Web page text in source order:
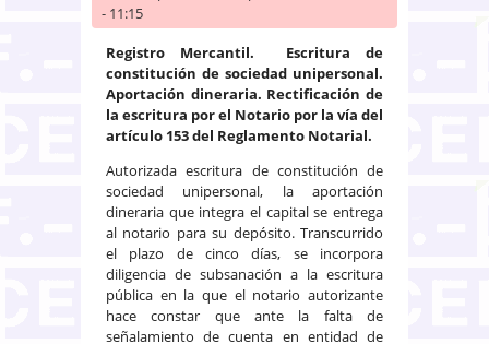
- 11:15
Registro Mercantil. Escritura de
constitución de sociedad unipersonal.
Aportación dineraria. Rectificación de
la escritura por el Notario por la vía del
artículo 153 del Reglamento Notarial.
Autorizada escritura de constitución de
sociedad unipersonal, la aportación
dineraria que integra el capital se entrega
al notario para su depósito. Transcurrido
el plazo de cinco días, se incorpora
diligencia de subsanación a la escritura
pública en la que el notario autorizante
hace constar que ante la falta de
señalamiento de cuenta en entidad de